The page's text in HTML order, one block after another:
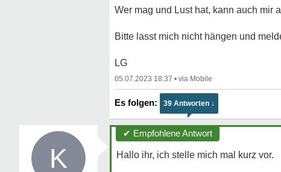
Wer mag und Lust hat, kann auch mir
Bitte lasst mich nicht hängen und
LG
05.07.2023 18:37 •
39 Antworten ↓
K
✔ Empfohlene Antwort
Hallo ihr, ich stelle mich mal kurz vor.